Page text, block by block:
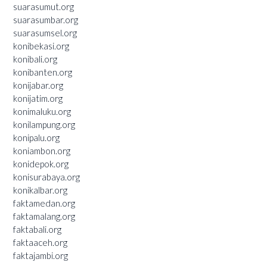
suarasumut.org
suarasumbar.org
suarasumsel.org
konibekasi.org
konibali.org
konibanten.org
konijabar.org
konijatim.org
konimaluku.org
konilampung.org
konipalu.org
koniambon.org
konidepok.org
konisurabaya.org
konikalbar.org
faktamedan.org
faktamalang.org
faktabali.org
faktaaceh.org
faktajambi.org